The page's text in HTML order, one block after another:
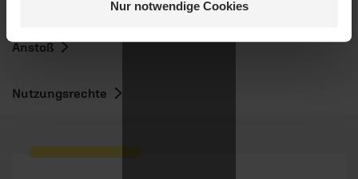
Nur notwendige Cookies
empfehlen unsere Sendereihe:
Anstoß
Nutzungsrechte
Nein, jetzt nicht.